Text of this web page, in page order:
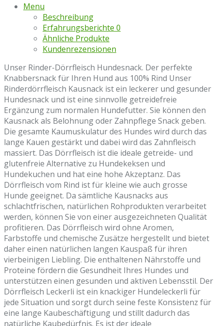
Menu
Beschreibung
Erfahrungsberichte 0
Ähnliche Produkte
Kundenrezensionen
Unser Rinder-Dörrfleisch Hundesnack. Der perfekte
Knabbersnack für Ihren Hund aus 100% Rind Unser
Rinderdörrfleisch Kausnack ist ein leckerer und gesunder
Hundesnack und ist eine sinnvolle getreidefreie
Ergänzung zum normalen Hundefutter. Sie können den
Kausnack als Belohnung oder Zahnpflege Snack geben.
Die gesamte Kaumuskulatur des Hundes wird durch das
lange Kauen gestärkt und dabei wird das Zahnfleisch
massiert. Das Dörrfleisch ist die ideale getreide- und
glutenfreie Alternative zu Hundekeksen und
Hundekuchen und hat eine hohe Akzeptanz. Das
Dörrfleisch vom Rind ist für kleine wie auch grosse
Hunde geeignet. Da sämtliche Kausnacks aus
schlachtfrischen, natürlichen Rohprodukten verarbeitet
werden, können Sie von einer ausgezeichneten Qualität
profitieren. Das Dörrfleisch wird ohne Aromen,
Farbstoffe und chemische Zusätze hergestellt und bietet
daher einen natürlichen langen Kauspaß für ihren
vierbeinigen Liebling. Die enthaltenen Nährstoffe und
Proteine fördern die Gesundheit Ihres Hundes und
unterstützen einen gesunden und aktiven Lebensstil. Der
Dörrfleisch Leckerli ist ein knackiger Hundeleckerli für
jede Situation und sorgt durch seine feste Konsistenz für
eine lange Kaubeschäftigung und stillt dadurch das
natürliche Kaubedürfnis. Es ist der ideale